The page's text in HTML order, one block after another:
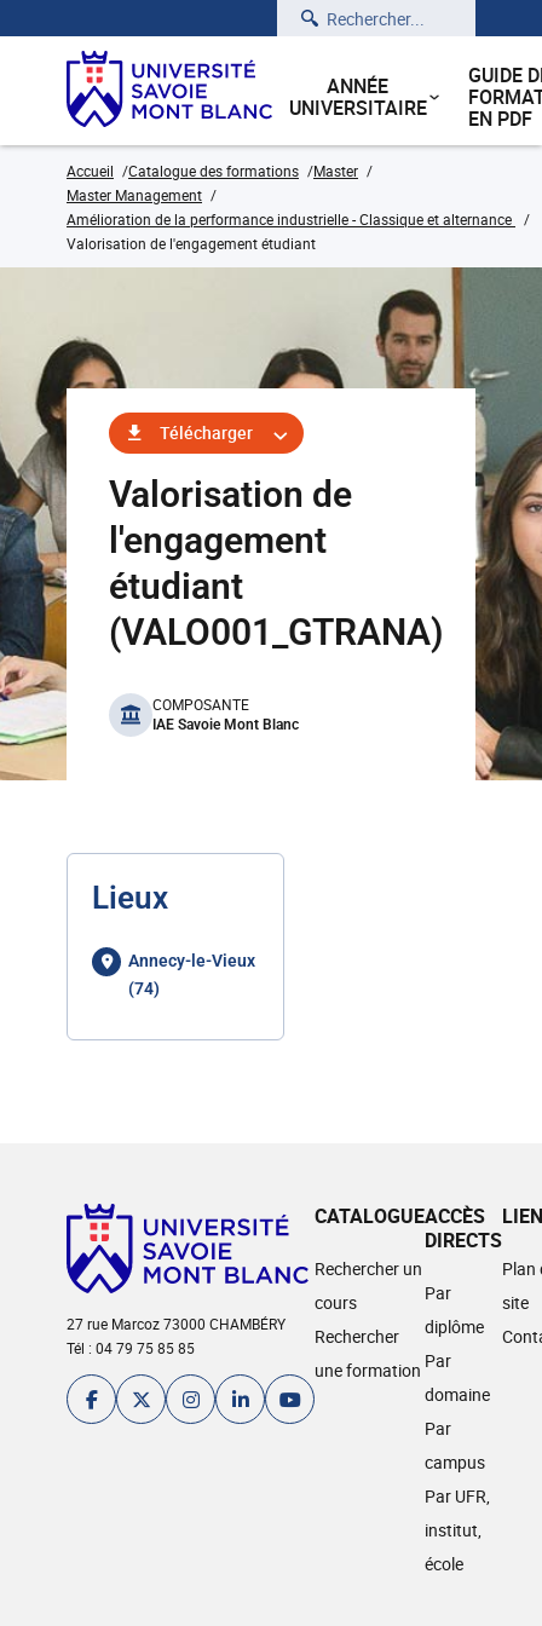
Rechercher
ANNÉE
UNIVERSITAIRE
GUIDE
EN PDF
Accueil Catalogue des formations
Master
Master Management
Amélioration de la performance industrielle - Classique et alternance
Valorisation de l'engagement étudiant
Télécharger
Valorisation de
l'engagement
étudiant
(VALO001_GTRANA)
benefits
COMPOSANTE
IAE Savoie Mont Blanc
Lieux
Annecy-le-Vieux
(74)
27 rue Marcoz 73000 CHAMBÉRY
Tél : 04 79 75 85 85
CATALOGUE
Rechercher un
cours
Rechercher
une formation
ACCÈS
DIRECTS
Par
diplôme
Par
domaine
Par
campus
Par UFR,
institut,
école
Plan
site